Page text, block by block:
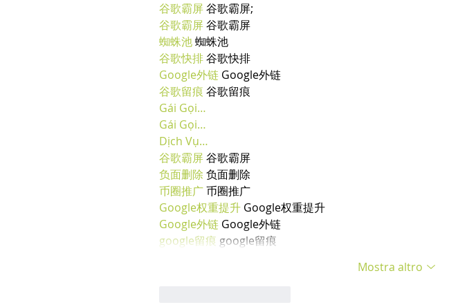
谷歌霸屏 谷歌霸屏;
谷歌霸屏 谷歌霸屏
蜘蛛池 蜘蛛池
谷歌快排 谷歌快排
Google外链 Google外链
谷歌留痕 谷歌留痕
Gái Gọi…
Gái Gọi…
Dịch Vụ…
谷歌霸屏 谷歌霸屏
负面删除 负面删除
币圈推广 币圈推广
Google权重提升 Google权重提升
Google外链 Google外链
google留痕 google留痕
Mostra altro